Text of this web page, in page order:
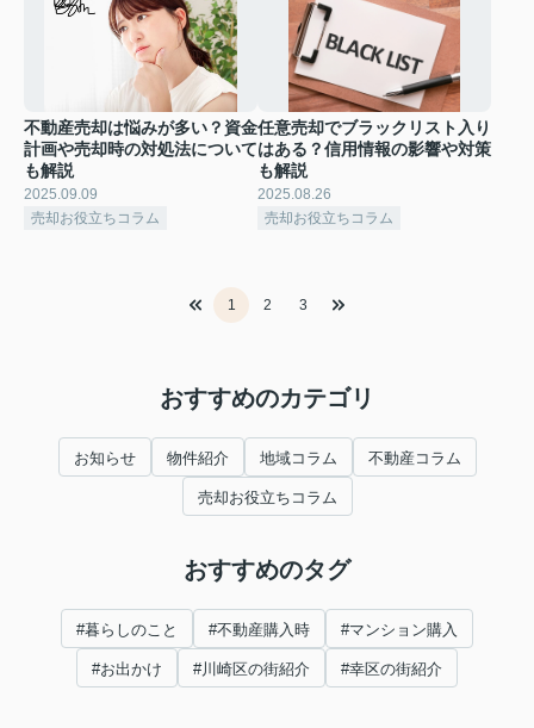
不動産売却は悩みが多い？資金
計画や売却時の対処法について
も解説
2025.09.09
売却お役立ちコラム
任意売却でブラックリスト入り
はある？信用情報の影響や対策
も解説
2025.08.26
売却お役立ちコラム
1 2 3
おすすめのカテゴリ
お知らせ 物件紹介 地域コラム 不動産コラム
売却お役立ちコラム
おすすめのタグ
#暮らしのこと #不動産購入時 #マンション購入
#お出かけ #川崎区の街紹介 #幸区の街紹介